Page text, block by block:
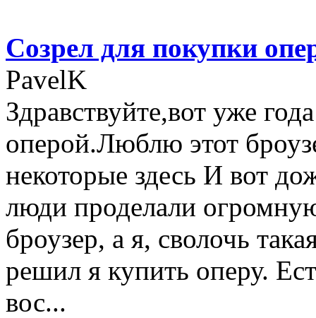
Созрел для покупки
PavelK
Здравствуйте,вот уже
оперой.Люблю этот
некоторые здесь И вот
люди проделали
броузер, а я, сволочь
решил я купить оперу.
вос...